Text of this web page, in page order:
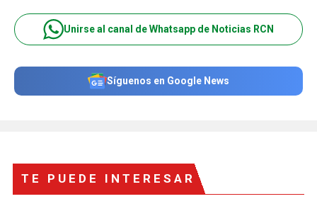
Unirse al canal de Whatsapp de Noticias RCN
Síguenos en Google News
TE PUEDE INTERESAR